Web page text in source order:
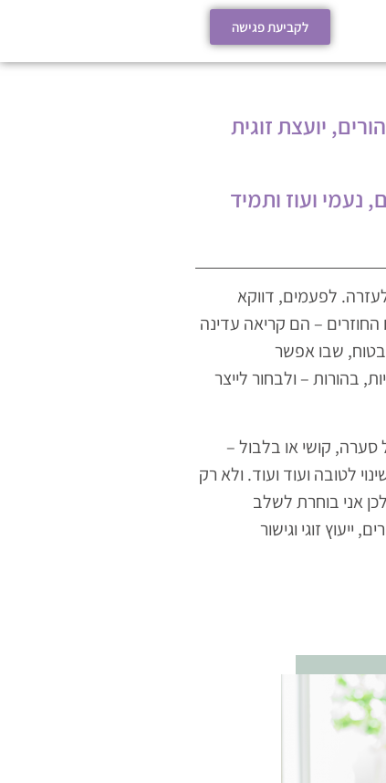
לקביעת פגישה
יועצת זוגית
נעמי ועוז ותמיד
לפעמים, דווקא
– הם קריאה עדינה
בטוח, שבו אפשר
בהורות – ולבחור לייצר
קושי או בלבול –
לטובה ועוד ועוד. ולא רק
אני בוחרת לשלב
זוגי וגישור